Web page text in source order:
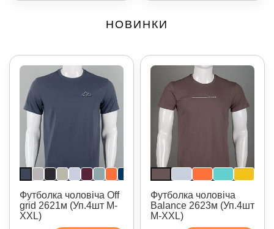
НОВИНКИ
Футболка чоловіча Off
grid 2621м (Уп.4шт M-
XXL)
Футболка чоловіча
Balance 2623м (Уп.4шт
M-XXL)